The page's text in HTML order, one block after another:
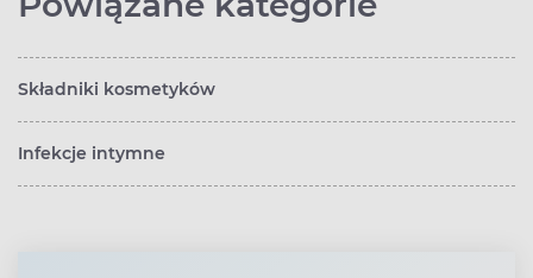
Składniki kosmetyków
Infekcje intymne